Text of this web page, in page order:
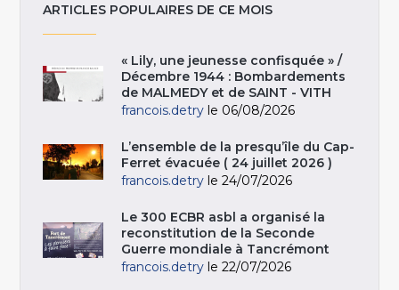
ARTICLES POPULAIRES DE CE MOIS
« Lily, une jeunesse confisquée » /
Décembre 1944 : Bombardements
de MALMEDY et de SAINT - VITH
francois.detry le 06/08/2026
L’ensemble de la presqu’île du Cap-
Ferret évacuée ( 24 juillet 2026 )
francois.detry le 24/07/2026
Le 300 ECBR asbl a organisé la
reconstitution de la Seconde
Guerre mondiale à Tancrémont
francois.detry le 22/07/2026